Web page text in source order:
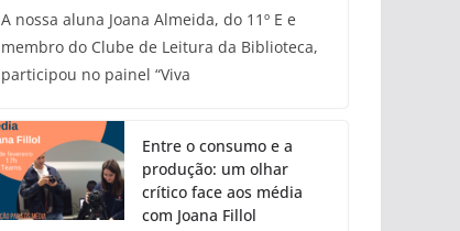
A nossa aluna Joana Almeida, do 11º E e
membro do Clube de Leitura da Biblioteca,
participou no painel “Viva
Entre o consumo e a
produção: um olhar
crítico face aos média
com Joana Fillol